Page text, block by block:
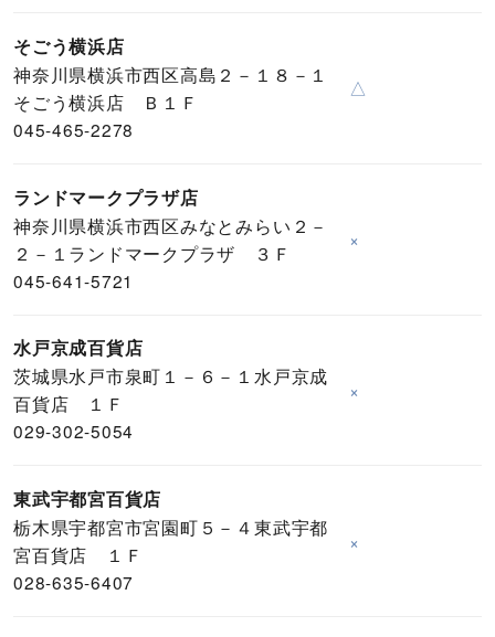
そごう横浜店
神奈川県横浜市西区高島２－１８－１
そごう横浜店 Ｂ１Ｆ
045-465-2278
△
ランドマークプラザ店
神奈川県横浜市西区みなとみらい２－
２－１ランドマークプラザ ３Ｆ
045-641-5721
×
水戸京成百貨店
茨城県水戸市泉町１－６－１水戸京成
百貨店 １Ｆ
029-302-5054
×
東武宇都宮百貨店
栃木県宇都宮市宮園町５－４東武宇都
宮百貨店 １Ｆ
028-635-6407
×